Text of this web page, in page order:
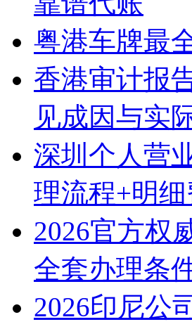
粤港车牌最
香港审计报
见成因与实
深圳个人营
理流程+明
2026官方权
全套办理条
2026印尼公